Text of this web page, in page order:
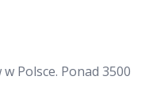
Polsce. Ponad 3500